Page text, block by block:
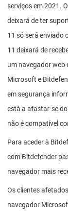
serviços em 2021.
deixará de ter
11 só será enviado
11 deixará de
um navegador web
Microsoft e
em segurança
está a afastar-se
não é compatível
Para aceder à
com Bitdefender
navegador mais
Os clientes
navegador